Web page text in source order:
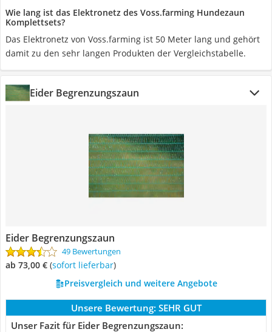
Wie lang ist das Elektronetz des Voss.farming Hundezaun
Komplettsets?
Das Elektronetz von Voss.farming ist 50 Meter lang und gehört
damit zu den sehr langen Produkten der Vergleichstabelle.
Eider Begrenzungszaun
Eider Begrenzungszaun
49 Bewertungen
ab 73,00 € ( Sofort lieferbar)
Preisvergleich und weitere Angebote
Unsere Bewertung: SEHR GUT
Unser Fazit für Eider Begrenzungszaun: